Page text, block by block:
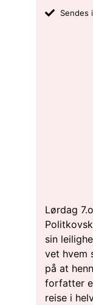
Sendes
Lørdag
sin
vet hvem
på at
forfatter
reise i